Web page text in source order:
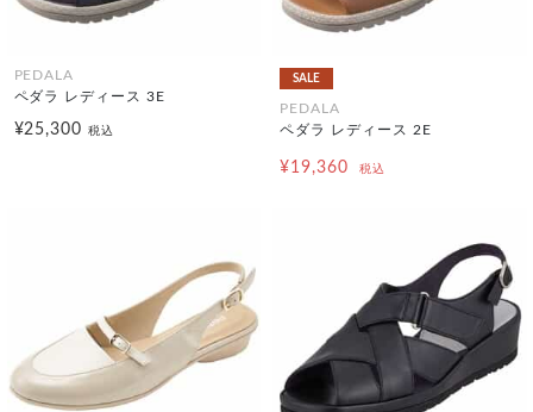
PEDALA
ペダラ レディース 3E
¥25,300税込
SALE
PEDALA
ペダラ レディース 2E
¥19,360 税込